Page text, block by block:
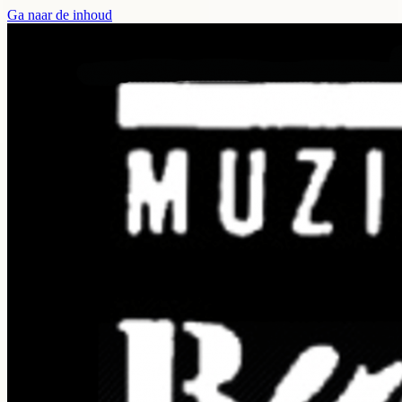
Ga naar de inhoud